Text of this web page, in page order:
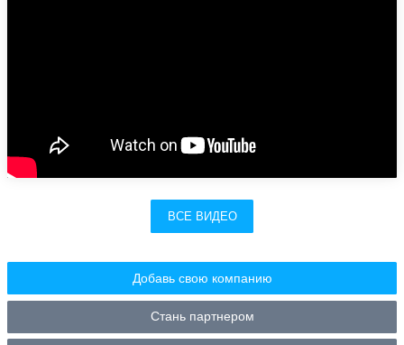
ВСЕ ВИДЕО
Добавь свою компанию
Стань партнером